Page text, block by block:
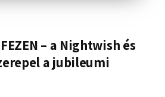
– a Nightwish és
a jubileumi